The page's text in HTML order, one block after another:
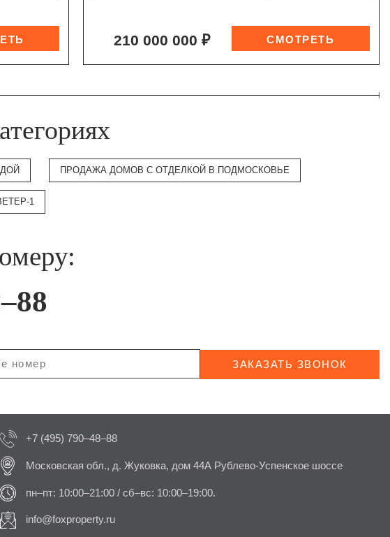
210 000 000 ₽
ПРОДАЖА ДОМОВ С ОТДЕЛКОЙ В ПОДМОСКОВЬЕ
1
ЗАКАЗАТЬ ЗВОНОК
+7 (495) 790–48–88
Московская обл., д. Жуковка, дом 44А Рублево-Успенское шоссе
пн–пт: 10:00–21:00 / сб–вс: 10:00–19:00.
info@foxproperty.ru